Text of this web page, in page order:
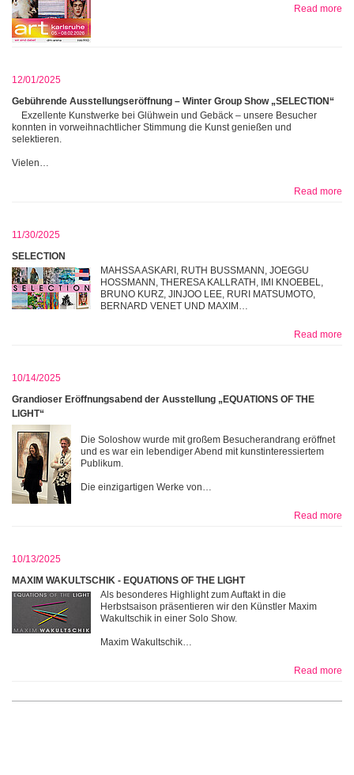
Read more
12/01/2025
Gebührende Ausstellungseröffnung – Winter Group Show „SELECTION“
Exzellente Kunstwerke bei Glühwein und Gebäck – unsere Besucher
konnten in vorweihnachtlicher Stimmung die Kunst genießen und
selektieren.
Vielen…
Read more
11/30/2025
SELECTION
MAHSSA ASKARI, RUTH BUSSMANN, JOEGGU
HOSSMANN, THERESA KALLRATH, IMI KNOEBEL,
BRUNO KURZ, JINJOO LEE, RURI MATSUMOTO,
BERNARD VENET UND MAXIM…
Read more
10/14/2025
Grandioser Eröffnungsabend der Ausstellung „EQUATIONS OF THE
LIGHT“
Die Soloshow wurde mit großem Besucherandrang eröffnet
und es war ein lebendiger Abend mit kunstinteressiertem
Publikum.
Die einzigartigen Werke von…
Read more
10/13/2025
MAXIM WAKULTSCHIK - EQUATIONS OF THE LIGHT
Als besonderes Highlight zum Auftakt in die
Herbstsaison präsentieren wir den Künstler Maxim
Wakultschik in einer Solo Show.
Maxim Wakultschik…
Read more